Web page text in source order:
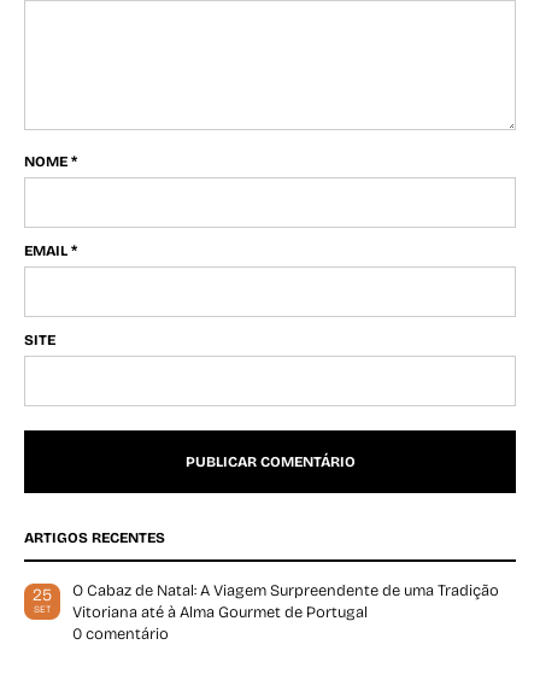
NOME *
EMAIL *
SITE
ARTIGOS RECENTES
25
SET
O Cabaz de Natal: A Viagem Surpreendente de uma Tradição
Vitoriana até à Alma Gourmet de Portugal
0 comentário